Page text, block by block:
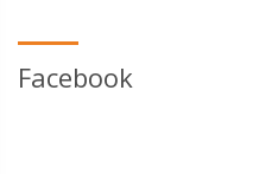
Facebook